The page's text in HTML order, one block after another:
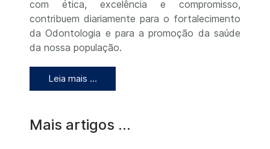
com ética, excelência e compromisso,
contribuem diariamente para o fortalecimento
da Odontologia e para a promoção da saúde
da nossa população.
Leia mais …
Mais artigos …